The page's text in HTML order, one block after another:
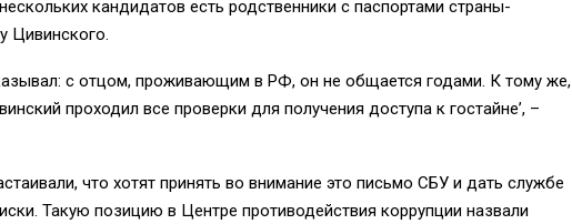
кандидатов есть родственники с паспортами страны-
Цивинского.
с отцом, проживающим в РФ, он не общается годами. К тому же,
проходил все проверки для получения доступа к гостайне’, –
что хотят принять во внимание это письмо СБУ и дать службе
Такую позицию в Центре противодействия коррупции назвали